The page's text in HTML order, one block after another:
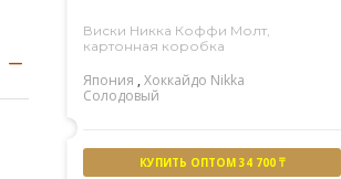
Виски Никка Коффи Молт,
картонная коробка
Япония ,Хоккайдо Nikka
Солодовый
КУПИТЬ ОПТОМ 34 700 ₸